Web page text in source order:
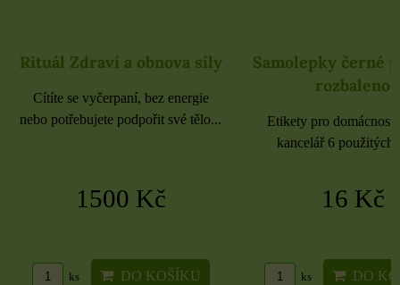
Rituál Zdraví a obnova síly
Cítíte se vyčerpaní, bez energie
nebo potřebujete podpořit své tělo...
1500 Kč
ks DO KOŠÍKU
Samolepky černé
rozbaleno
Etikety pro
kancelář 6 použitých
16 Kč
ks DO